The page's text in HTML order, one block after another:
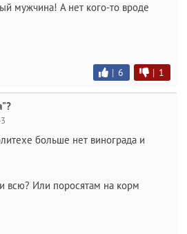
мужчина! А нет кого-то вроде
| 6 | 1
больше нет винограда и
всю? Или поросятам на корм